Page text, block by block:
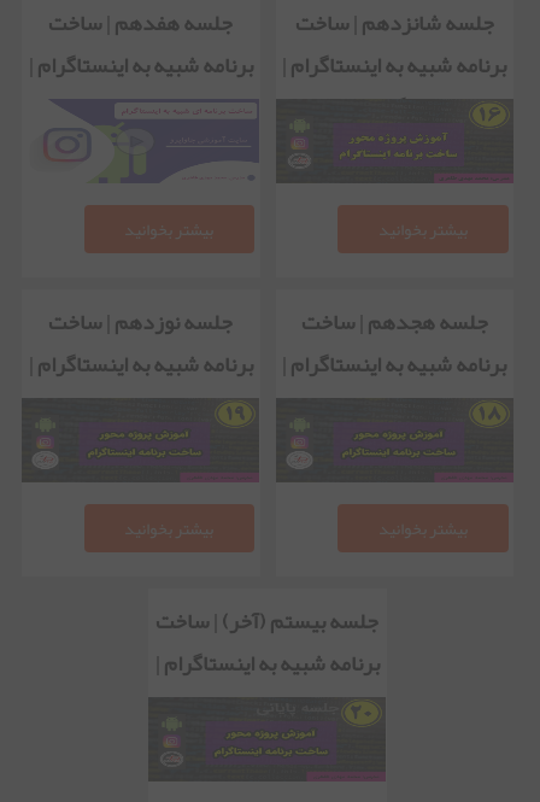
جلسه شانزدهم | ساخت
برنامه شبیه به اینستاگرام |
پست گذاشتن
بیشتر بخوانید
جلسه هفدهم | ساخت
برنامه شبیه به اینستاگرام |
نمایش لیست ها
بیشتر بخوانید
جلسه هجدهم | ساخت
برنامه شبیه به اینستاگرام |
پیاده سازی صفحه جستجو
بیشتر بخوانید
جلسه نوزدهم | ساخت
برنامه شبیه به اینستاگرام |
ویرایش اطلاعات کاربر
بیشتر بخوانید
جلسه بیستم (آخر) | ساخت
برنامه شبیه به اینستاگرام |
کامل کردن صفحه کاربر